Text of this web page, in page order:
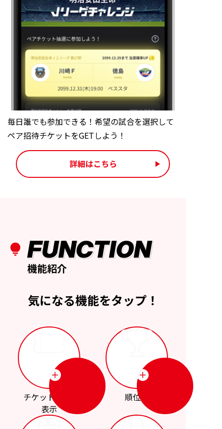
毎日誰でも参加できる！希望の試合を選択して
ペア招待チケットをGETしよう！
FUNCTION
機能紹介
気になる機能をタップ！
チケット購入･
表示
順位表